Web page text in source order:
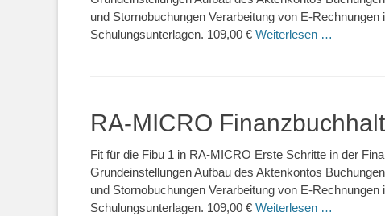
und Stornobuchungen Verarbeitung von E-
Schulungsunterlagen. 109,00 € Weiterlesen …
RA-MICRO
Fit für die Fibu 1 in RA-MICRO Erste Schritte in der
Grundeinstellungen Aufbau des Aktenkontos
und Stornobuchungen Verarbeitung von E-
Schulungsunterlagen. 109,00 € Weiterlesen …